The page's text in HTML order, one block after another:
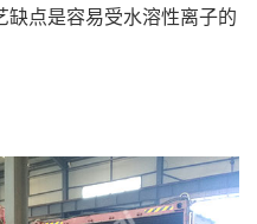
缺点是容易受水溶性离子的